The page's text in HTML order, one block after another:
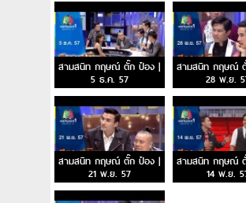
สามสนิท กฤษณ์ ตั๊ก ป๋อง |
5 ธ.ค. 57
สามสนิท กฤษณ์
28 พ.ย.
สามสนิท กฤษณ์ ตั๊ก ป๋อง |
21 พ.ย. 57
สามสนิท กฤษณ์
14 พ.ย.